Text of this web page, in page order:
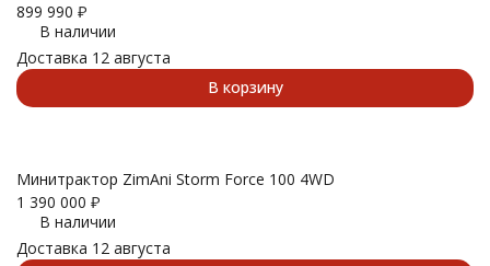
899 990 ₽
В наличии
Доставка 12 августа
В корзину
Минитрактор ZimAni Storm Force 100 4WD
1 390 000 ₽
В наличии
Доставка 12 августа